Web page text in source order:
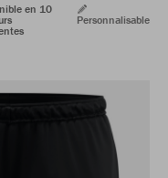
en 10
Personnalisable